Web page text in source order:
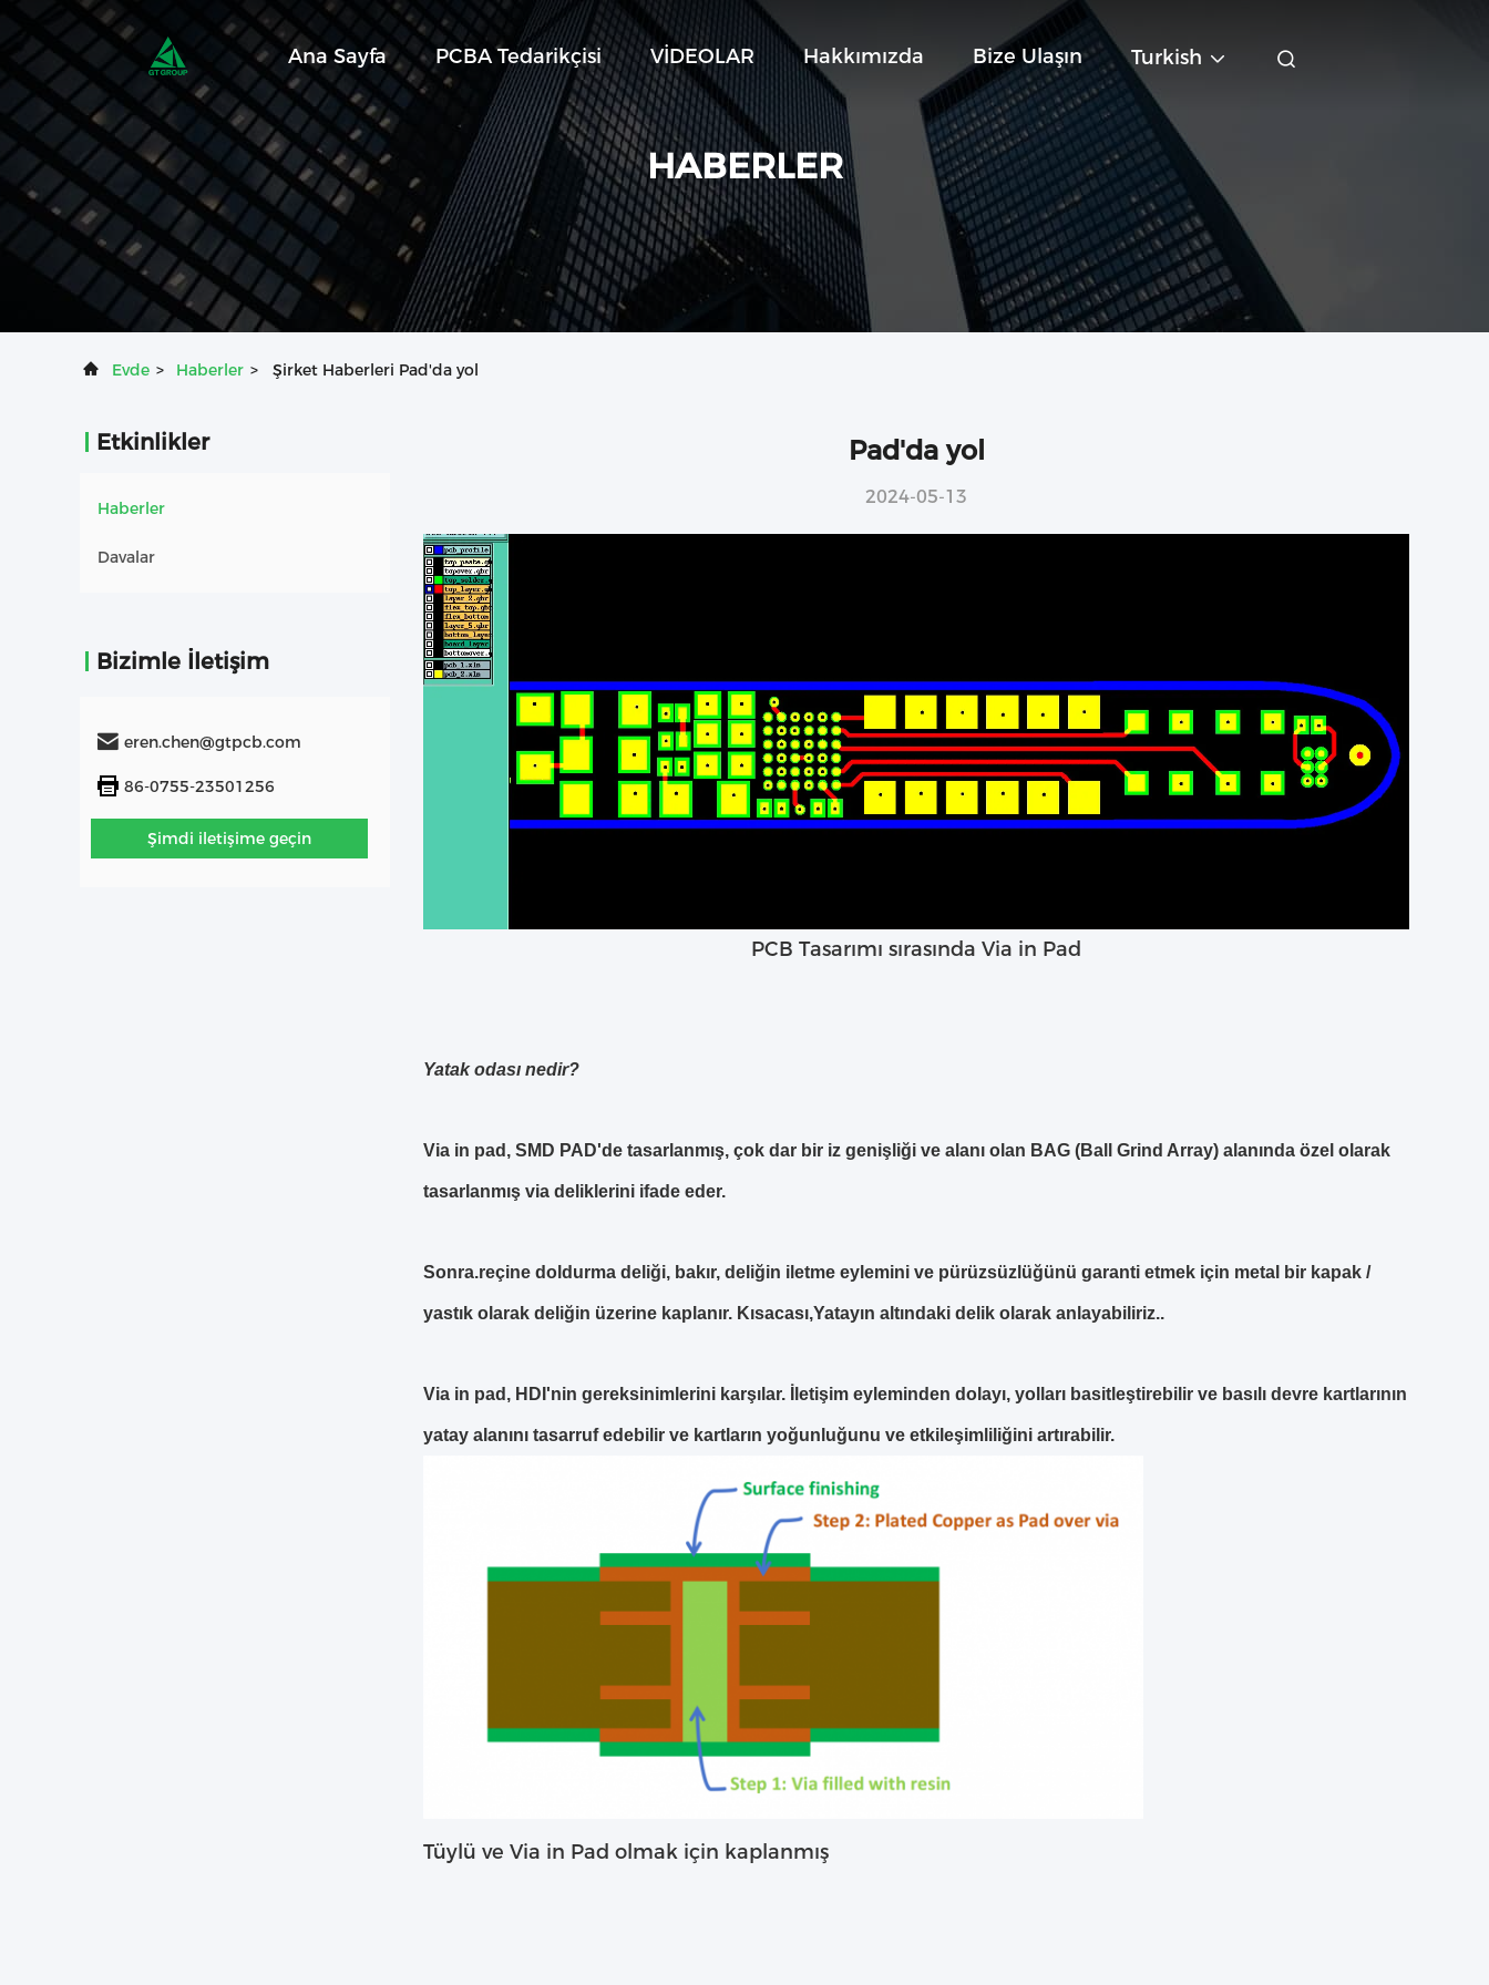
Ana Sayfa PCBA Tedarikçisi VİDEOLAR Hakkımızda Bize Ulaşın Turkish
HABERLER
Evde > Haberler > Şirket Haberleri Pad'da yol
Etkinlikler
Haberler
Davalar
Bizimle İletişim
eren.chen@gtpcb.com
86-0755-23501256
Şimdi iletişime geçin
Pad'da yol
2024-05-13
PCB Tasarımı sırasında Via in Pad
Yatak odası nedir?
Via in pad, SMD PAD'de tasarlanmış, çok dar bir iz genişliği ve alanı olan BAG (Ball Grind Array) alanında özel olarak
tasarlanmış via deliklerini ifade eder.
Sonra.reçine doldurma deliği, bakır, deliğin iletme eylemini ve pürüzsüzlüğünü garanti etmek için metal bir kapak /
yastık olarak deliğin üzerine kaplanır. Kısacası,Yatayın altındaki delik olarak anlayabiliriz..
Via in pad, HDI'nin gereksinimlerini karşılar. İletişim eyleminden dolayı, yolları basitleştirebilir ve basılı devre kartlarının
yatay alanını tasarruf edebilir ve kartların yoğunluğunu ve etkileşimliliğini artırabilir.
Tüylü ve Via in Pad olmak için kaplanmış